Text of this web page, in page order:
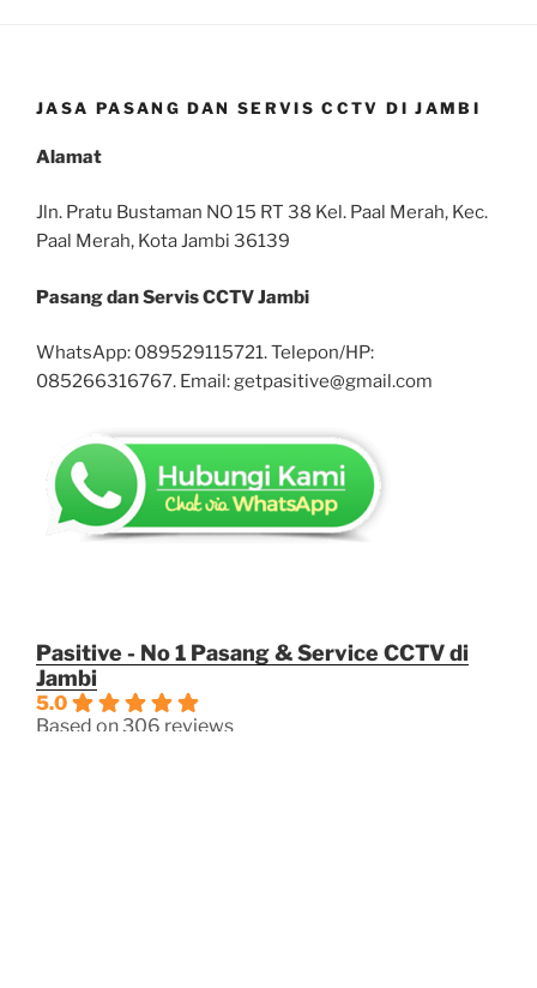
JASA PASANG DAN SERVIS CCTV DI JAMBI
Alamat
Jln. Pratu Bustaman NO 15 RT 38 Kel. Paal Merah, Kec.
Paal Merah, Kota Jambi 36139
Pasang dan Servis CCTV Jambi
WhatsApp: 089529115721. Telepon/HP:
085266316767. Email: getpasitive@gmail.com
Pasitive - No 1 Pasang & Service CCTV di
Jambi
5.0
Based on 306 reviews